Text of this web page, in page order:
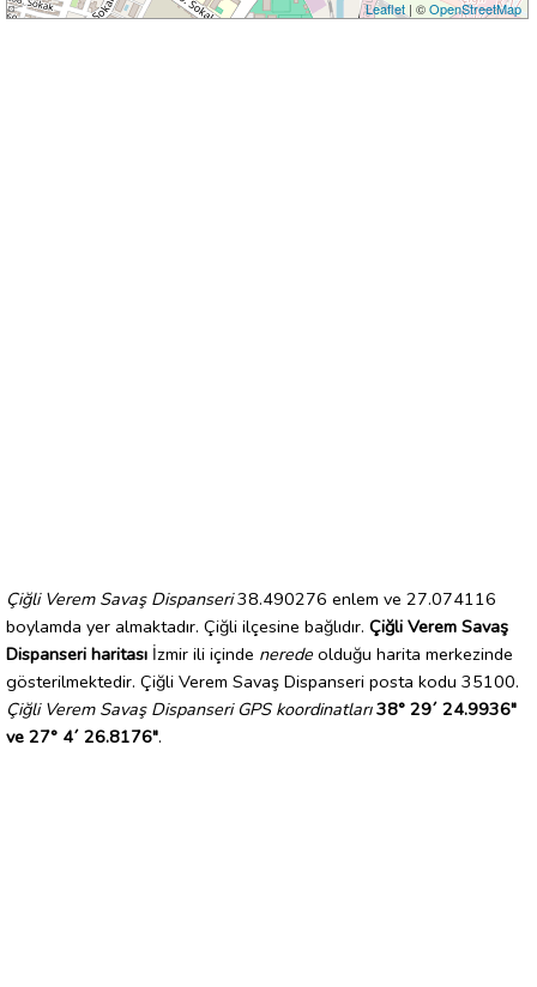
Leaflet| ©OpenStreetMap
Çiğli Verem Savaş Dispanseri38.490276 enlem ve 27.074116
boylamda yer almaktadır. Çiğli ilçesine bağlıdır. Çiğli Verem Savaş
Dispanseri haritası İzmir ili içinde nerede olduğu harita merkezinde
gösterilmektedir. Çiğli Verem Savaş Dispanseri posta kodu 35100.
Çiğli Verem Savaş Dispanseri GPS koordinatları 38° 29´ 24.9936"
ve 27° 4´ 26.8176".